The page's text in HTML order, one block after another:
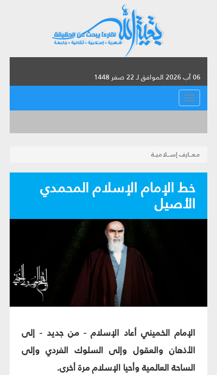
06 آب 2026 الموافق لـ 22 صفر 1448
القائمة
مـعـــارف إســـلاميــة
خط الإمام الإسلام المحمدي
الأصيل
الإمام الخميني أعاد الإسلام - من جديد - إلى
الأذهان والعقول وإلى السلوك الفردي وإلى
الساحة العالمية وأحيا الإسلام مرة أخرى.